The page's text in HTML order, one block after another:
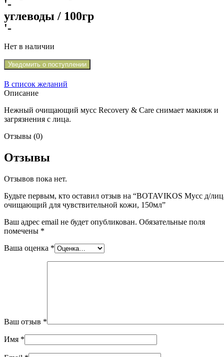
'-
углеводы / 100гр
'-
Нет в наличии
Уведомить о поступлении
В список желаний
Описание
Нежный очищающий мусс Recovery & Care снимает макияж и
загрязнения с лица.
Отзывы (0)
Отзывы
Отзывов пока нет.
Будьте первым, кто оставил отзыв на “BOTAVIKOS Мусс д/
очищающий для чувствительной кожи, 150мл”
Ваш адрес email не будет опубликован. Обязательные поля
помечены *
Ваша оценка *
Ваш отзыв *
Имя *